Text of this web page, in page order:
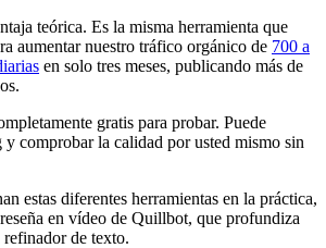
teórica. Es la misma herramienta que
aumentar nuestro tráfico orgánico de 700 a
en solo tres meses, publicando más de
gratis para probar. Puede
y comprobar la calidad por usted mismo sin
estas diferentes herramientas en la práctica,
en vídeo de Quillbot, que profundiza
de texto.